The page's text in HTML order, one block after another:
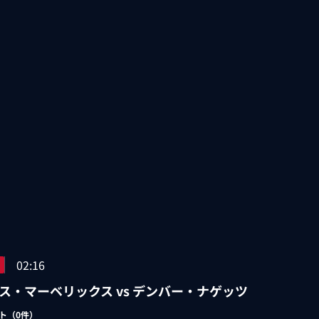
02:16
・マーベリックス vs デンバー・ナゲッツ
（0件）